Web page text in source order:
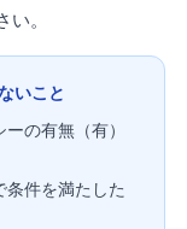
。
いこと
の有無（有）
条件を満たした